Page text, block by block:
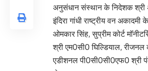
अनुसंधान संस्थान के निदेशक श्री
इंदिरा गांधी राष्ट्रीय वन
ओमकार सिंह, सुप्रीम कोर्ट
श्री एम0सी0 घिल्डियाल, रीजनल
एडीशनल पी0सी0सी0एफ0 श्री